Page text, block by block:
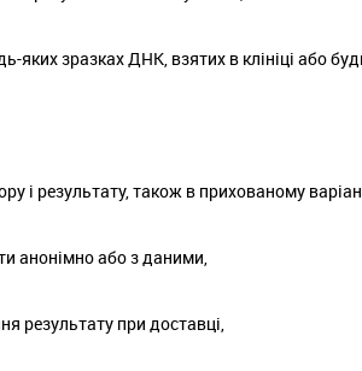
яких зразках ДНК, взятих в клініці або
і результату, також в прихованому
анонімно або з даними,
результату при доставці,